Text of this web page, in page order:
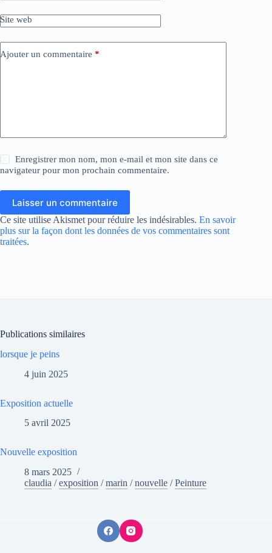
Site web
Ajouter un commentaire *
Enregistrer mon nom, mon e-mail et mon site dans ce
navigateur pour mon prochain commentaire.
Laisser un commentaire
Ce site utilise Akismet pour réduire les indésirables. En savoir
plus sur la façon dont les données de vos commentaires sont
traitées.
Publications similaires
lorsque je peins
4 juin 2025
Exposition actuelle
5 avril 2025
Nouvelle exposition
8 mars 2025
claudia /exposition /marin /nouvelle /Peinture